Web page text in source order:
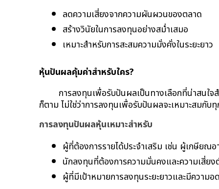
ลดความเสี่ยงจากความผันผวนของตลาด
สร้างวินัยในการลงทุนอย่างสม่ำเสมอ
เหมาะสำหรับการสะสมความมั่งคั่งในระยะยาว
หุ้นปันผลคุ้มค่าสำหรับใคร?
การลงทุนเพื่อรับปันผลเป็นทางเลือกที่น่าสนใจ
ก็ตาม ไม่ใช่ว่าการลงทุนเพื่อรับปันผลจะเหมาะสมกับ
การลงทุนปันผลหุ้นเหมาะสำหรับ
ผู้ที่ต้องการรายได้ประจำเสริม เช่น ผู้เกษียณอ
นักลงทุนที่ต้องการความมั่นคงและความเสี่ยง
ผู้ที่มีเป้าหมายการลงทุนระยะยาวและมีความ